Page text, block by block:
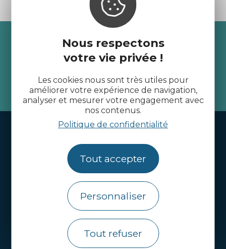
Nous respectons
votre vie privée !
Les cookies nous sont très utiles pour
améliorer votre expérience de navigation,
analyser et mesurer votre engagement avec
nos contenus.
Politique de confidentialité
Tout accepter
Personnaliser
Tout refuser
Recevez l’actualité des
Côtes d’Armor
je m'abonne
Handi-tourisme
Webcams
Brochures
Côtes d’Armor Destination
Agence de Développement Touristique et
d’Attractivité des Côtes d’Armor.